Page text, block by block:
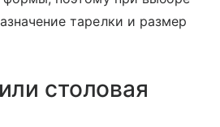
тарелки и размер
столовая